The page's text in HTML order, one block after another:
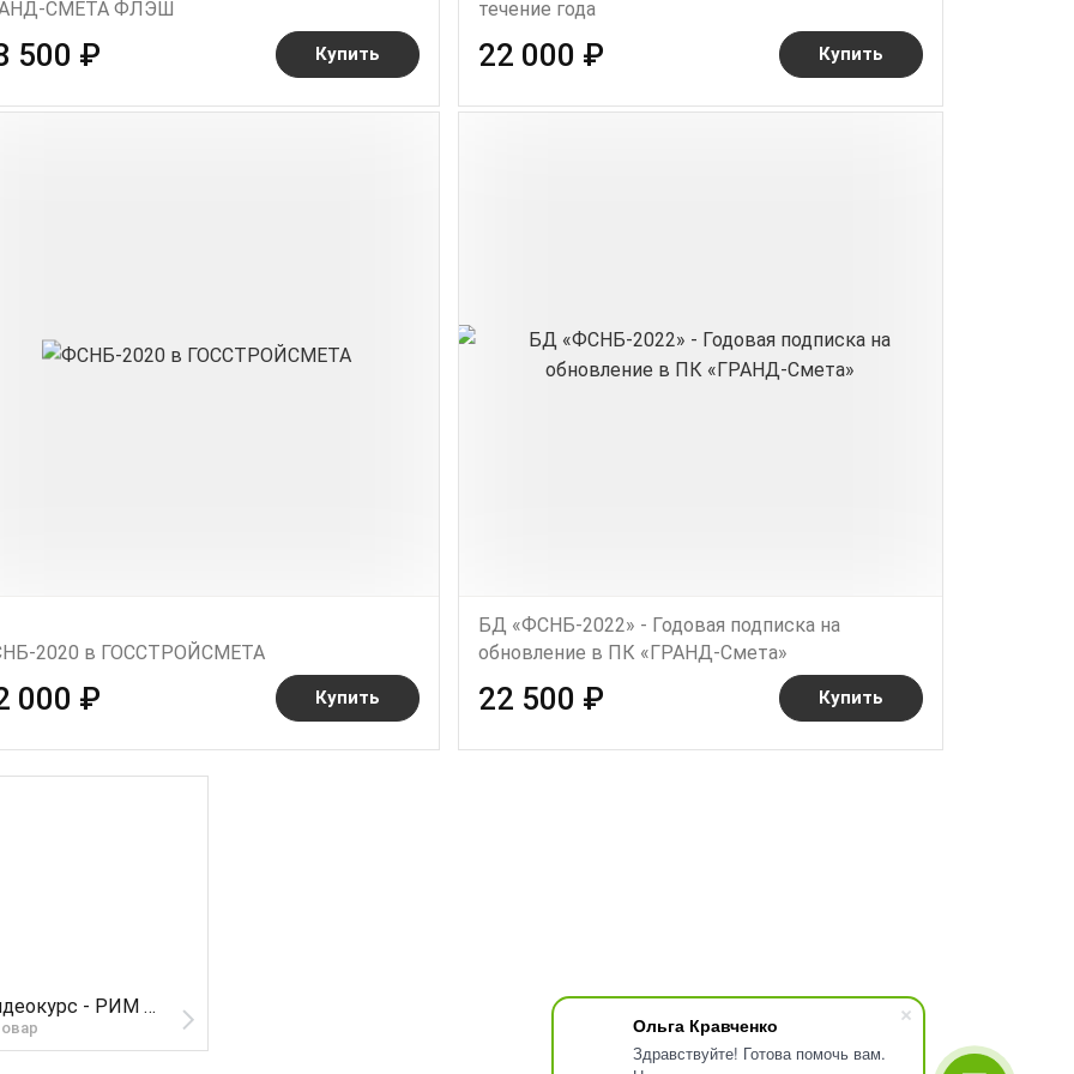
Ольга Кравченко
Здравствуйте! Готова помочь вам.
СМЕТА ФЛЭШ
500 ₽ Купить
течение года
22 000 ₽ Купить
2020 в ГОССТРОЙСМЕТА
000 ₽ Купить
БД «ФСНБ-2022» - Годовая подписка на
обновление в ПК «ГРАНД-Смета»
22 500 ₽ Купить
Видеокурс - РИМ № 1. Практические уроки по составлению сметы по РИМ в программе "ГРАНД-Смета" (кол-во 5 штук)